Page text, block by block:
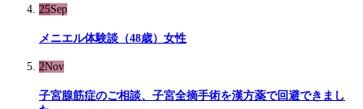
25Sep
メニエル体験談（48歳）女性
2Nov
子宮腺筋症のご相談、子宮全摘手術を漢方薬で回避できまし